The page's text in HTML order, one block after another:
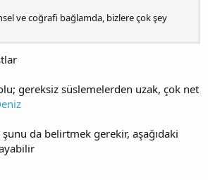
ve coğrafi bağlamda, bizlere çok şey
gereksiz süslemelerden uzak, çok net
da belirtmek gerekir, aşağıdaki